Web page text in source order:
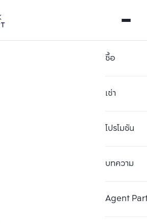
ซื้อ
เช่า
โปรโมชัน
บทความ
Agent